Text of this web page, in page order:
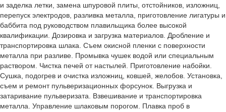
и заделка летки, замена шпуровой плиты, отстойников, изложниц,
перепуск электродов, разливка металла, приготовление лигатуры и
баббита под руководством плавильщика более высокой
квалификации. Дозировка и загрузка материалов. Дробление и
транспортировка шлака. Съем окисной пленки с поверхности
металла при разливе. Промывка чушек водой или специальным
раствором. Чистка печей от настылей. Приготовление набойки.
Сушка, подогрев и очистка изложниц, ковшей, желобов. Установка,
съем и ремонт пульверизационных форсунок. Выгрузка и
затаривание пульверизата. Взвешивание и транспортировка
металла. Управление шлаковым порогом. Плавка проб в